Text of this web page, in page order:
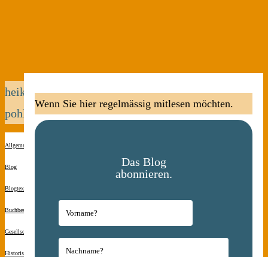
heike
pohl
Allgemein
Blog
Blogtexte
Buchbesprechungen
Gesellschaft
Historisches
Wenn Sie hier regelmässig mitlesen möchten.
Das Blog
abonnieren.